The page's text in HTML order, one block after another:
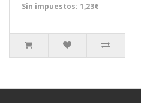
Sin impuestos: 1,23€